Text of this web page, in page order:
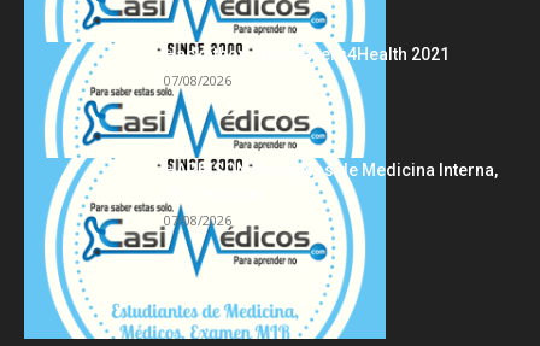
Hackathon Innomakers4Health 2021
07/08/2026
HARRISON Principios de Medicina Interna,
07/08/2026
Acerca de